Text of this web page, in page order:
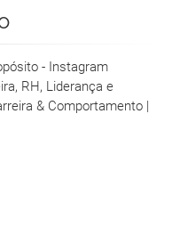
- Instagram
RH, Liderança e
& Comportamento |